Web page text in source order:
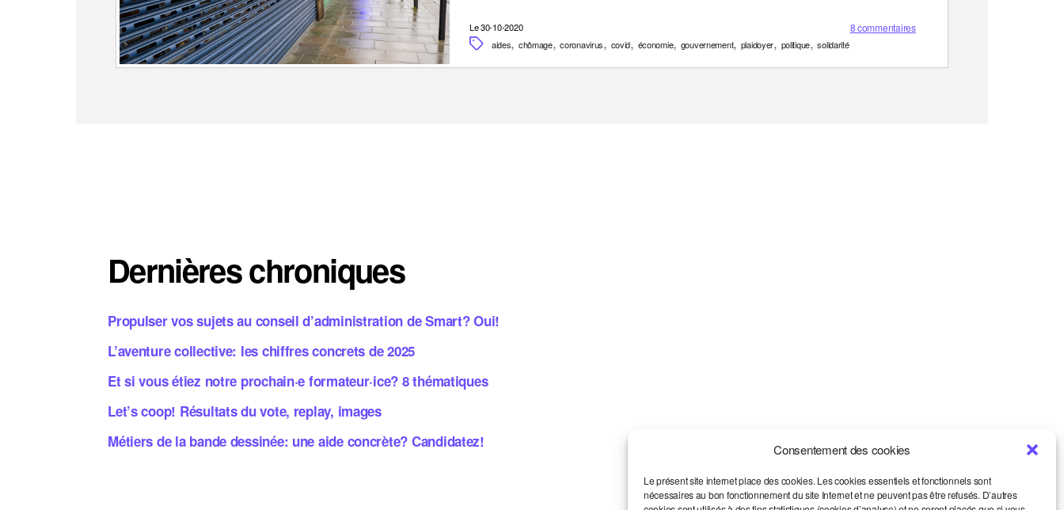
Consentement des cookies
Le présent site internet place des cookies. Les cookies essentiels et fonctionnels sont
nécessaires au bon fonctionnement du site Internet et ne peuvent pas être refusés. D’autres
Le 30-10-2020 8 commentaires
aides, chômage,coronavirus, covid, économie, gouvernement, plaidoyer, politique,solidarité
Dernières chroniques
Propulser vos sujets au conseil d’administration de Smart? Oui!
L’aventure collective: les chiffres concrets de 2025
Et si vous étiez notre prochain·e formateur·ice? 8 thématiques
Let’s coop! Résultats du vote, replay, images
Métiers de la bande dessinée: une aide concrète? Candidatez!